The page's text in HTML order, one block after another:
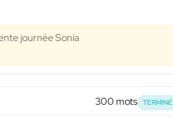
journée Sonia
300 mots TERMINÉ